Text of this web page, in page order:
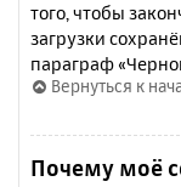
того, чтобы
загрузки
параграф
Вернуться к
Почему моё